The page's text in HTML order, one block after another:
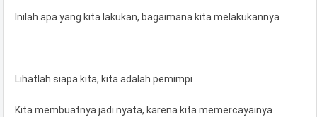
Inilah apa yang kita lakukan, bagaimana kita melakukannya
Lihatlah siapa kita, kita adalah pemimpi
Kita membuatnya jadi nyata, karena kita memercayainya